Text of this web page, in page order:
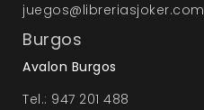
juegos@libreriasjoker.com
Burgos
Avalon Burgos
Tel.: 947 201 488